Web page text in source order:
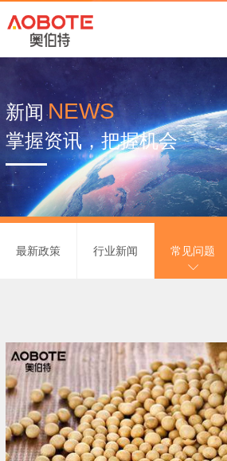
新闻 NEWS
掌握资讯，把握机会
最新政策 行业新闻 常见问题